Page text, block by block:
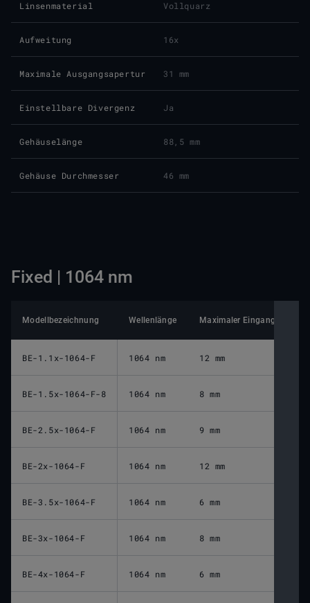
Linsenmaterial Vollquarz
Aufweitung 16x
Maximale Ausgangsapertur 31 mm
Einstellbare Divergenz Ja
Gehäuselänge 88,5 mm
Gehäuse Durchmesser 46 mm
Fixed | 1064 nm
Modellbezeichnung Wellenlänge Maximaler
BE-1.1x-1064-F 1064 nm 12 mm
BE-1.5x-1064-F-8 1064 nm 8 mm
BE-2.5x-1064-F 1064 nm 9 mm
BE-2x-1064-F 1064 nm 12 mm
BE-3.5x-1064-F 1064 nm 6 mm
BE-3x-1064-F 1064 nm 8 mm
BE-4x-1064-F 1064 nm 6 mm